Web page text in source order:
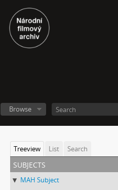
Browse
Treeview List Search
subjects
MAH Subject